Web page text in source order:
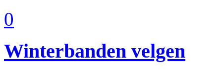
0
Winterbanden velgen